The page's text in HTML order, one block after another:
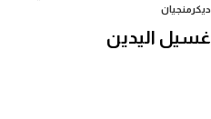
ديكرمنجيان
غسيل اليدين